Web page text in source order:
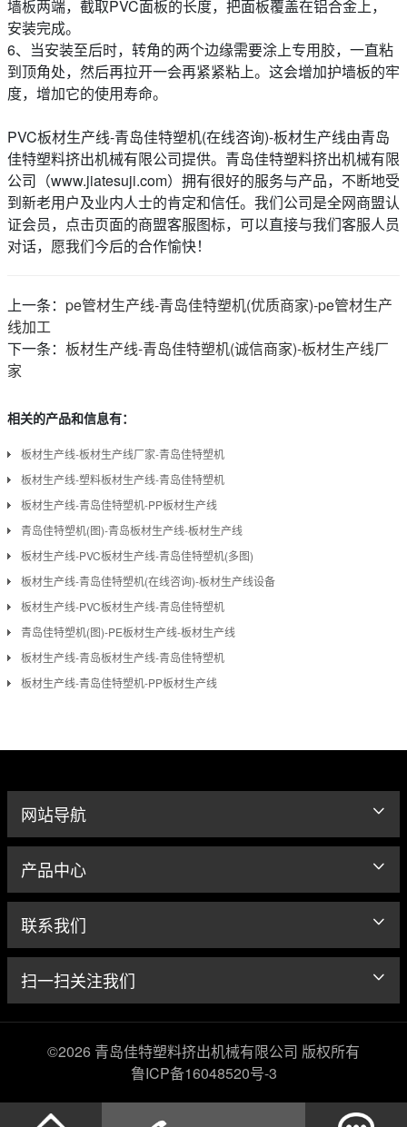
墙板两端，截取PVC面板的长度，把面板覆盖在铝合金上，
安装完成。
6、当安装至后时，转角的两个边缘需要涂上专用胶，一直粘
到顶角处，然后再拉开一会再紧紧粘上。这会增加护墙板的牢
度，增加它的使用寿命。
PVC板材生产线-青岛佳特塑机(在线咨询)-板材生产线由青岛
佳特塑料挤出机械有限公司提供。青岛佳特塑料挤出机械有限
公司（www.jiatesuji.com）拥有很好的服务与产品，不断地受
到新老用户及业内人士的肯定和信任。我们公司是全网商盟认
证会员，点击页面的商盟客服图标，可以直接与我们客服人员
对话，愿我们今后的合作愉快！
上一条： pe管材生产线-青岛佳特塑机(优质商家)-pe管材生产
线加工
下一条： 板材生产线-青岛佳特塑机(诚信商家)-板材生产线厂
家
相关的产品和信息有：
板材生产线-板材生产线厂家-青岛佳特塑机
板材生产线-塑料板材生产线-青岛佳特塑机
板材生产线-青岛佳特塑机-PP板材生产线
青岛佳特塑机(图)-青岛板材生产线-板材生产线
板材生产线-PVC板材生产线-青岛佳特塑机(多图)
板材生产线-青岛佳特塑机(在线咨询)-板材生产线设备
板材生产线-PVC板材生产线-青岛佳特塑机
青岛佳特塑机(图)-PE板材生产线-板材生产线
板材生产线-青岛板材生产线-青岛佳特塑机
板材生产线-青岛佳特塑机-PP板材生产线
网站导航
产品中心
联系我们
扫一扫关注我们
©2026 青岛佳特塑料挤出机械有限公司 版权所有
鲁ICP备16048520号-3